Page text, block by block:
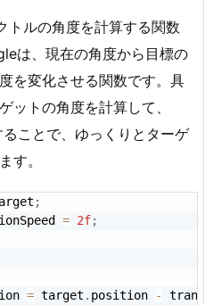
target
)
( );
けてオブジェクトをゆっくりと回
targetRotation =
ルの角度を計算する関数
は、現在の角度から目標の
を変化させる関数です。具
ットの角度を計算して、
ことで、ゆっくりとターゲ
す。
;
= 2f;
= target . position -